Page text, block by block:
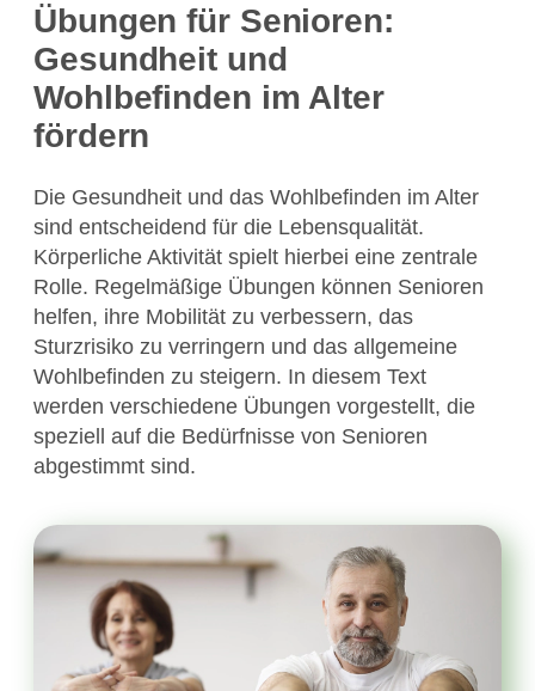
Übungen für Senioren:
Gesundheit und
Wohlbefinden im Alter
fördern
Die Gesundheit und das Wohlbefinden im Alter
sind entscheidend für die Lebensqualität.
Körperliche Aktivität spielt hierbei eine zentrale
Rolle. Regelmäßige Übungen können Senioren
helfen, ihre Mobilität zu verbessern, das
Sturzrisiko zu verringern und das allgemeine
Wohlbefinden zu steigern. In diesem Text
werden verschiedene Übungen vorgestellt, die
speziell auf die Bedürfnisse von Senioren
abgestimmt sind.